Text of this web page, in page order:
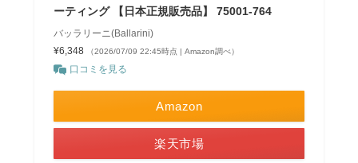
ーティング 【日本正規販売品】 75001-764
バッラリーニ(Ballarini)
¥6,348
（2026/07/09 22:45時点 | Amazon調べ）
口コミを見る
Amazon
楽天市場